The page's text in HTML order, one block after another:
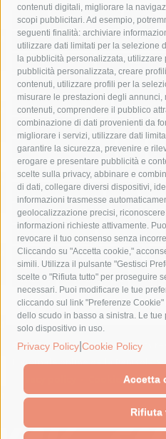
contenuti digitali, migliorare la
scopi pubblicitari. Ad esempio,
seguenti finalità: archiviare
utilizzare dati limitati per la selezione
la pubblicità personalizzata, utilizzare
pubblicità personalizzata, creare
contenuti, utilizzare profili per la
misurare le prestazioni degli annunci,
contenuti, comprendere il pubblico
combinazione di dati provenienti da
migliorare i servizi, utilizzare dati
garantire la sicurezza, prevenire e
erogare e presentare pubblicità e
scelte sulla privacy, abbinare e
di dati, collegare diversi dispositivi,
informazioni trasmesse
geolocalizzazione precisi,
informazioni richieste attivamente.
revocare il tuo consenso senza
Cliccando su "Accetta cookie,"
simili. Utilizza il pulsante "Gestisci
scelte o "Rifiuta tutto" per proseguire
necessari. Puoi modificare le tue
cliccando sul link "Preferenze
dello scudo in basso a sinistra. Le
solo dispositivo in uso.
Privacy Policy Cookie Policy
Accetta
Rifiuta
acqua allerta meteo
anas
area marina protetta di punta
Asl Napoli 3 sud
capitaneria di
castellammare di stabia
comune di sorrento
concerto
costiera amalfitana
covid-19
fondazione sorrento
gori
lavori
lorenzo balducelli
massimo coppola
Meta
penisola sorrentina
piano di
protezione civile
Regione
sindaco cuomo
sorrento
turismo
Vico Equense villa
© 2015 SorrentoPress. All rights
Il giornale online della Penisola
Cookie Policy